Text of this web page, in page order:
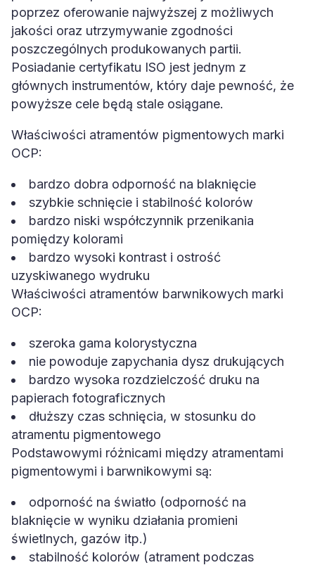
poprzez oferowanie najwyższej z możliwych
jakości oraz utrzymywanie zgodności
poszczególnych produkowanych partii.
Posiadanie certyfikatu ISO jest jednym z
głównych instrumentów, który daje pewność, że
powyższe cele będą stale osiągane.
Właściwości atramentów pigmentowych marki
OCP:
bardzo dobra odporność na blaknięcie
szybkie schnięcie i stabilność kolorów
bardzo niski współczynnik przenikania
pomiędzy kolorami
bardzo wysoki kontrast i ostrość
uzyskiwanego wydruku
Właściwości atramentów barwnikowych marki
OCP:
szeroka gama kolorystyczna
nie powoduje zapychania dysz drukujących
bardzo wysoka rozdzielczość druku na
papierach fotograficznych
dłuższy czas schnięcia, w stosunku do
atramentu pigmentowego
Podstawowymi różnicami między atramentami
pigmentowymi i barwnikowymi są:
odporność na światło (odporność na
blaknięcie w wyniku działania promieni
świetlnych, gazów itp.)
stabilność kolorów (atrament podczas